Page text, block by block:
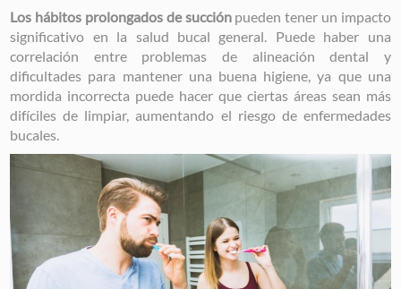
Los hábitos prolongados de succiónpueden tener un impacto
significativo en la salud bucal general. Puede haber una
correlación entre problemas de alineación dental y
dificultades para mantener una buena higiene, ya que una
mordida incorrecta puede hacer que ciertas áreas sean más
difíciles de limpiar, aumentando el riesgo de enfermedades
bucales.